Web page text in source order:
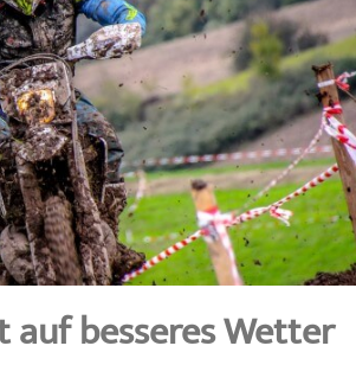
auf besseres Wetter